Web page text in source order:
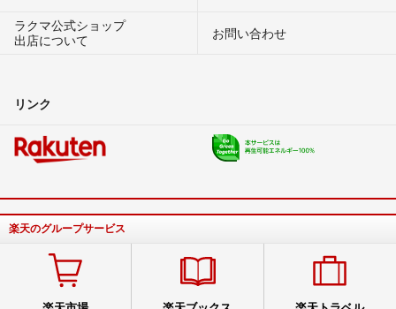
ラクマ公式ショップ
出店について
お問い合わせ
リンク
楽天のグループサービス